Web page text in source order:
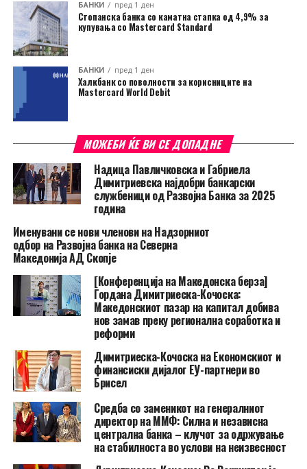
БАНКИ пред 1 ден
Стопанска банка со каматна стапка од 4,9% за
купувања со Mastercard Standard
БАНКИ пред 1 ден
Халкбанк со поволности за корисниците на
Mastercard World Debit
МОЖЕБИ ЌЕ ВИ СЕ ДОПАДНЕ
Надица Павличковска и Габриела
Димитриевска најдобри банкарски
службеници од Развојна Банка за 2025
година
Именувани се нови членови на Надзорниот
одбор на Развојна банка на Северна
Македонија АД Скопје
[Конференција на Македонска берза]
Гордана Димитриеска-Кочоска:
Македонскиот пазар на капитал добива
нов замав преку регионална соработка и
реформи
Димитриеска-Кочоска на Економскиот и
финансиски дијалог ЕУ-партнери во
Брисел
Средба со заменикот на генералниот
директор на ММФ: Силна и независна
централна банка – клучот за одржување
на стабилноста во услови на неизвесност